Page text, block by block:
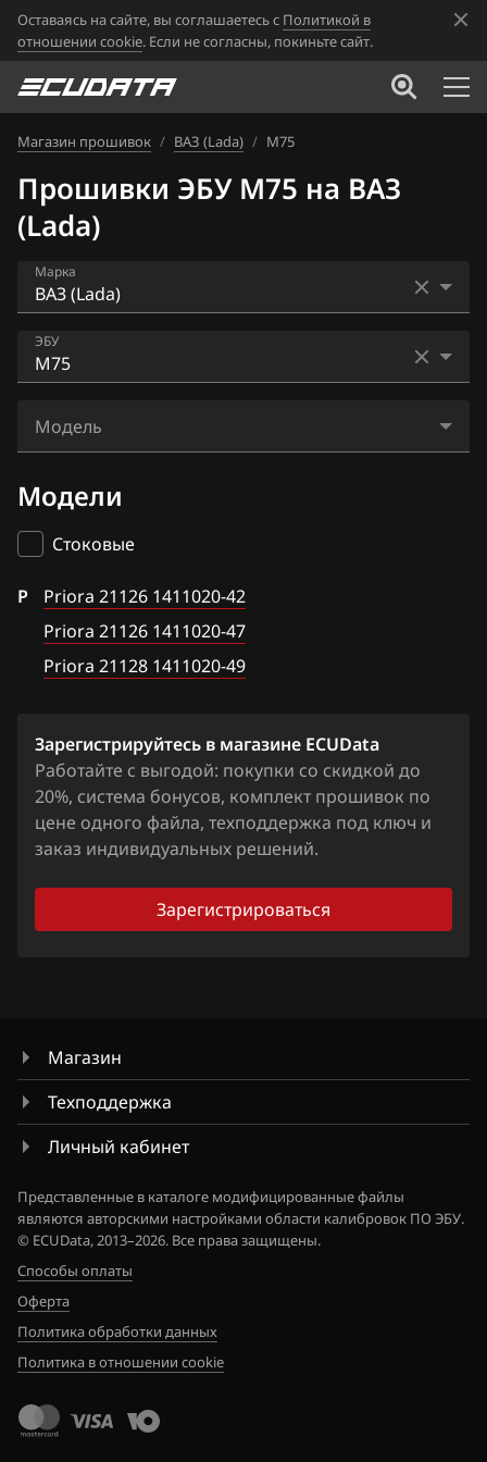
Оставаясь на сайте, вы соглашаетесь с Политикой в
отношении cookie. Если не согласны, покиньте сайт.
Магазин прошивок / ВАЗ (Lada) / М75
Прошивки ЭБУ М75 на ВАЗ
(Lada)
Марка
Acura
Alfa Romeo
ATLAS
BAIC
BAW
Bentley
BMW
Brilliance
Cadillac
Changan
Chenglong
Dacia
Daewoo
DAF
Derways
Dodge
Exeed
Extreme moto
FAW
ЭБУ
Bosch ME17.9.71
Bosch MP7.0H
Siemens EMS 3120
Siemens EMS 3132
VS5.1.x
М74 (74.5)
М74.8(М74.8+)
М74.9 ПО Итэлма GBO (LPG Пропан-Бутан)
М74.9(1) ПО Итэлма
М74М
М86 ПО ВАЗ
М86 ПО Итэлма
Я5.1.(x)
Я72+
Модель
Priora 21126 1411020-47
Priora 21128 1411020-49
Модели
Стоковые
P
Priora 21126 1411020-42
Priora 21126 1411020-47
Priora 21128 1411020-49
Зарегистрируйтесь в магазине ECUData
Работайте с выгодой: покупки со скидкой до
20%, система бонусов, комплект прошивок по
цене одного файла, техподдержка под ключ и
заказ индивидуальных решений.
Зарегистрироваться
Магазин
Техподдержка
Личный кабинет
Представленные в каталоге модифицированные файлы
являются авторскими настройками области калибровок ПО ЭБУ.
© ECUData, 2013–2026. Все права защищены.
Способы оплаты
Оферта
Политика обработки данных
Политика в отношении cookie